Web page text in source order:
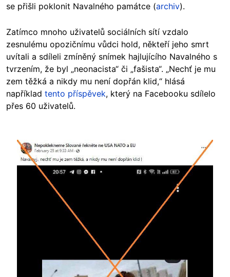
se přišli poklonit Navalného památce (archiv).
Zatímco mnoho uživatelů sociálních sítí vzdalo
zesnulému opozičnímu vůdci hold, někteří jeho smrt
uvítali a sdíleli zmíněný snímek hajlujícího Navalného s
tvrzením, že byl „neonacista“ či „fašista“. „Nechť je mu
zem těžká a nikdy mu není dopřán klid,“ hlásá
například tento příspěvek, který na Facebooku sdílelo
přes 60 uživatelů.
Image